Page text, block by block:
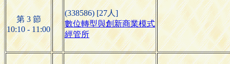
第 3 節
10:10 - 11:00
(338586) [27人]
數位轉型與創新商業模式
經管所